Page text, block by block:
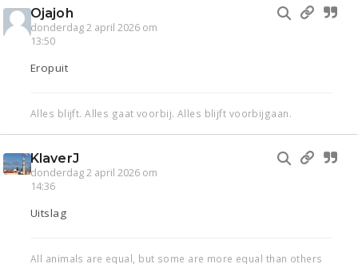
Ojajoh
donderdag 2 april 2026 om
13:50
Eropuit
Alles blijft. Alles gaat voorbij. Alles blijft voorbijgaan.
KlaverJ
donderdag 2 april 2026 om
14:36
Uitslag
All animals are equal, but some are more equal than others